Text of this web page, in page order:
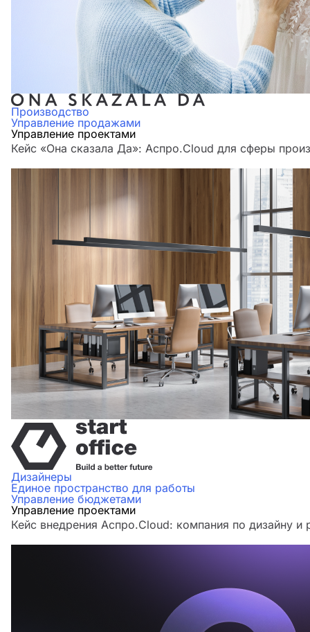
Производство
Управление продажами
Управление проектами
Кейс «Она сказала Да»: Аспро.Cloud для сферы
Дизайнеры
Единое пространство для работы
Управление бюджетами
Управление проектами
Кейс внедрения Аспро.Cloud: компания по дизайну